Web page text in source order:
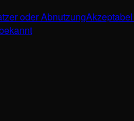
oder Abnutzung